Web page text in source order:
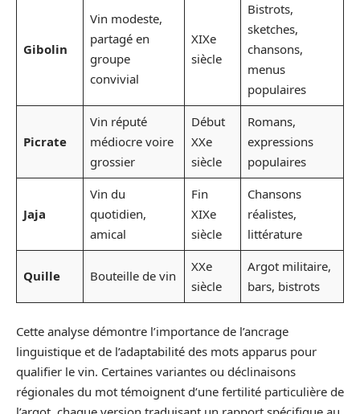
Gibolin
Vin modeste,
partagé en
groupe
convivial
XIXe
siècle
Bistrots,
sketches,
chansons,
menus
populaires
Picrate
Vin réputé
médiocre voire
grossier
Début
XXe
siècle
Romans,
expressions
populaires
Jaja
Vin du
quotidien,
amical
Fin
XIXe
siècle
Chansons
réalistes,
littérature
Quille Bouteille de vin
XXe
siècle
Argot militaire,
bars, bistrots
Cette analyse démontre l’importance de l’ancrage
linguistique et de l’adaptabilité des mots apparus pour
qualifier le vin. Certaines variantes ou déclinaisons
régionales du mot témoignent d’une fertilité particulière de